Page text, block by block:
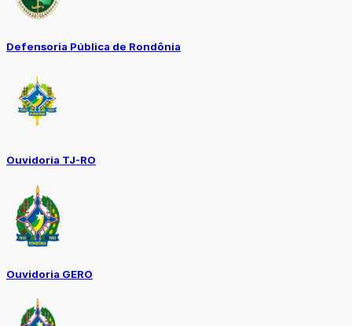
Defensoria Pública de Rondônia
Ouvidoria TJ-RO
Ouvidoria GERO